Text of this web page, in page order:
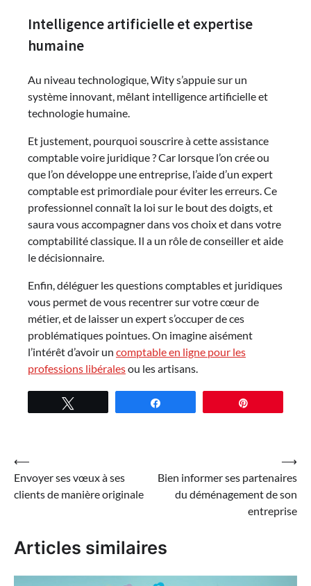
Intelligence artificielle et expertise
humaine
Au niveau technologique, Wity s’appuie sur un
système innovant, mêlant intelligence artificielle et
technologie humaine.
Et justement, pourquoi souscrire à cette assistance
comptable voire juridique ? Car lorsque l’on crée ou
que l’on développe une entreprise, l’aide d’un expert
comptable est primordiale pour éviter les erreurs. Ce
professionnel connaît la loi sur le bout des doigts, et
saura vous accompagner dans vos choix et dans votre
comptabilité classique. Il a un rôle de conseiller et aide
le décisionnaire.
Enfin, déléguer les questions comptables et juridiques
vous permet de vous recentrer sur votre cœur de
métier, et de laisser un expert s’occuper de ces
problématiques pointues. On imagine aisément
l’intérêt d’avoir un comptable en ligne pour les
professions libéralesou les artisans.
Navigation
de
⟵
Envoyer ses vœux à ses
clients de manière originale
Bien informer ses partenaires
du déménagement de son
entreprise
⟶
Articles similaires